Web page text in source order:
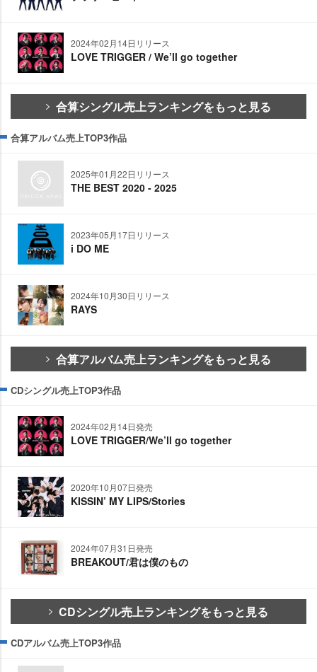
2024年02月14日リリース
LOVE TRIGGER / We’ll go together
合算シングル売上ランキングをもっと見る
合算アルバム売上TOP3作品
2025年01月22日リリース
THE BEST 2020 - 2025
2023年05月17日リリース
i DO ME
2024年10月30日リリース
RAYS
合算アルバム売上ランキングをもっと見る
CDシングル売上TOP3作品
2024年02月14日発売
LOVE TRIGGER/We’ll go together
2020年10月07日発売
KISSIN’ MY LIPS/Stories
2024年07月31日発売
BREAKOUT/君は僕のもの
CDシングル売上ランキングをもっと見る
CDアルバム売上TOP3作品